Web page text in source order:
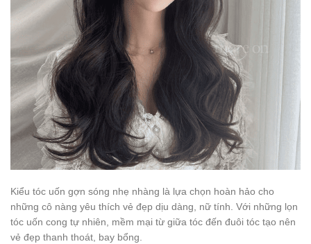
Kiểu tóc uốn gợn sóng nhẹ nhàng là lựa chọn hoàn hảo cho
những cô nàng yêu thích vẻ đẹp dịu dàng, nữ tính. Với những lọn
tóc uốn cong tự nhiên, mềm mại từ giữa tóc đến đuôi tóc tạo nên
vẻ đẹp thanh thoát, bay bổng.